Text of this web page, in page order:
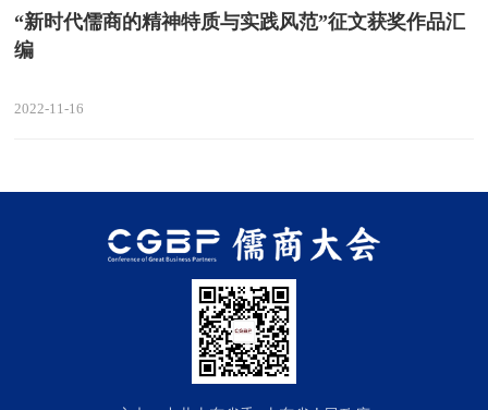
“新时代儒商的精神特质与实践风范”征文获奖作品汇
编
2022-11-16